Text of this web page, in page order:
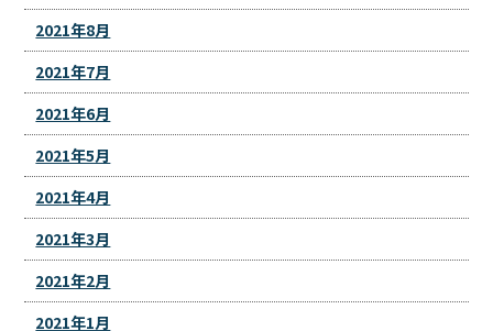
2021年8月
2021年7月
2021年6月
2021年5月
2021年4月
2021年3月
2021年2月
2021年1月